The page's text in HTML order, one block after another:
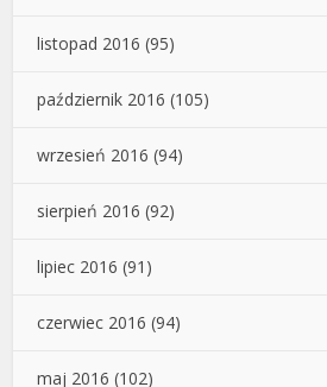
listopad 2016 (95)
październik 2016 (105)
wrzesień 2016 (94)
sierpień 2016 (92)
lipiec 2016 (91)
czerwiec 2016 (94)
maj 2016 (102)